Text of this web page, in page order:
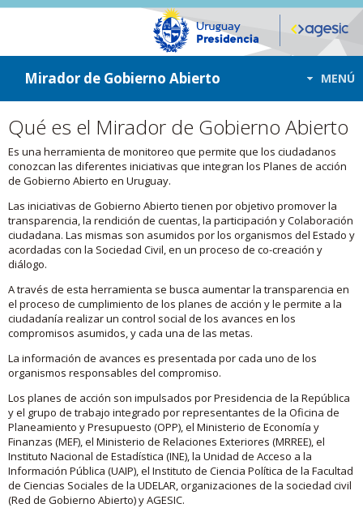
ir a contenido
ir al menú
Mirador de Gobierno Abierto MENÚ
Qué es el Mirador de Gobierno Abierto
Es una herramienta de monitoreo que permite que los ciudadanos
conozcan las diferentes iniciativas que integran los Planes de acción
de Gobierno Abierto en Uruguay.
Las iniciativas de Gobierno Abierto tienen por objetivo promover la
transparencia, la rendición de cuentas, la participación y Colaboración
ciudadana. Las mismas son asumidos por los organismos del Estado y
acordadas con la Sociedad Civil, en un proceso de co-creación y
diálogo.
A través de esta herramienta se busca aumentar la transparencia en
el proceso de cumplimiento de los planes de acción y le permite a la
ciudadanía realizar un control social de los avances en los
compromisos asumidos, y cada una de las metas.
La información de avances es presentada por cada uno de los
organismos responsables del compromiso.
Los planes de acción son impulsados por Presidencia de la República
y el grupo de trabajo integrado por representantes de la Oficina de
Planeamiento y Presupuesto (OPP), el Ministerio de Economía y
Finanzas (MEF), el Ministerio de Relaciones Exteriores (MRREE), el
Instituto Nacional de Estadística (INE), la Unidad de Acceso a la
Información Pública (UAIP), el Instituto de Ciencia Política de la Facultad
de Ciencias Sociales de la UDELAR, organizaciones de la sociedad civil
(Red de Gobierno Abierto) y AGESIC.